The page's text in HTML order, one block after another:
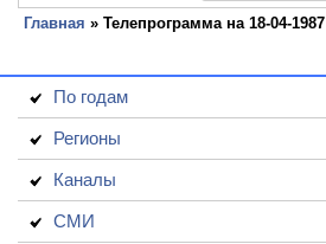
Главная » Телепрограмма на 18-04-1987
По годам
Регионы
Каналы
СМИ